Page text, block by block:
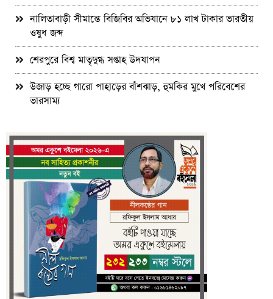
নালিতাবাড়ী সীমান্তে বিজিবির অভিযানে ৮১ লাখ টাকার ভারতীয়
ওষুধ জব্দ
শেরপুরে বিশ্ব মাতৃদুগ্ধ সপ্তাহ উদযাপন
উজাড় হচ্ছে গারো পাহাড়ের বাঁশঝাড়, হুমকির মুখে পরিবেশের
ভারসাম্য